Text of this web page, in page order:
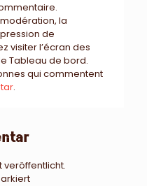
la
de
visiter l’écran des
Tableau de bord.
qui commentent
.
veröffentlicht.